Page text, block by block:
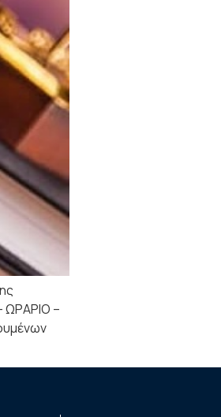
ΩΡΑΡΙΟ –